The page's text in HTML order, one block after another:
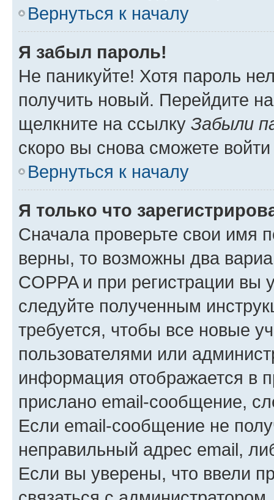
Вернуться к началу
Я забыл пароль!
Не паникуйте! Хотя пароль
получить новый. Перейдите
щелкните на ссылку Забыли
скоро вы снова сможете
Вернуться к началу
Я только что
Сначала проверьте свои имя
верны, то возможны два
COPPA и при регистрации вы
следуйте полученным
требуется, чтобы все новые
пользователями или
информация отображается в
прислано email-сообщение,
Если email-сообщение не
неправильный адрес email,
Если вы уверены, что ввели